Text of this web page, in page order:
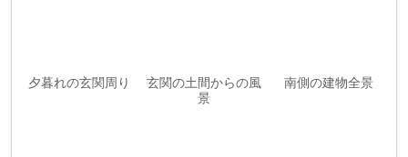
夕暮れの玄関周り
玄関の土間からの風
景
南側の建物全景